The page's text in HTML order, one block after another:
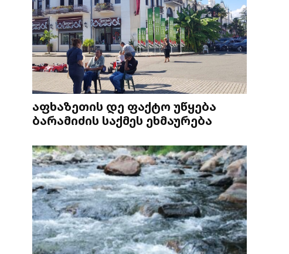
აფხაზეთის დე ფაქტო უწყება
ბარამიძის საქმეს ეხმაურება